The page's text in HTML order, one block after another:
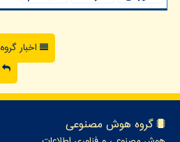
اخبار گروه
گروه هوش مصنوعی